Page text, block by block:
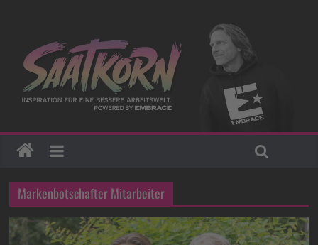
Markenbotschafter Mitarbeiter